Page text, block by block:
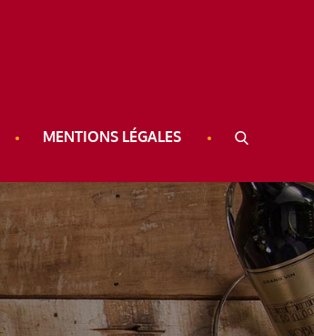
MENTIONS LÉGALES